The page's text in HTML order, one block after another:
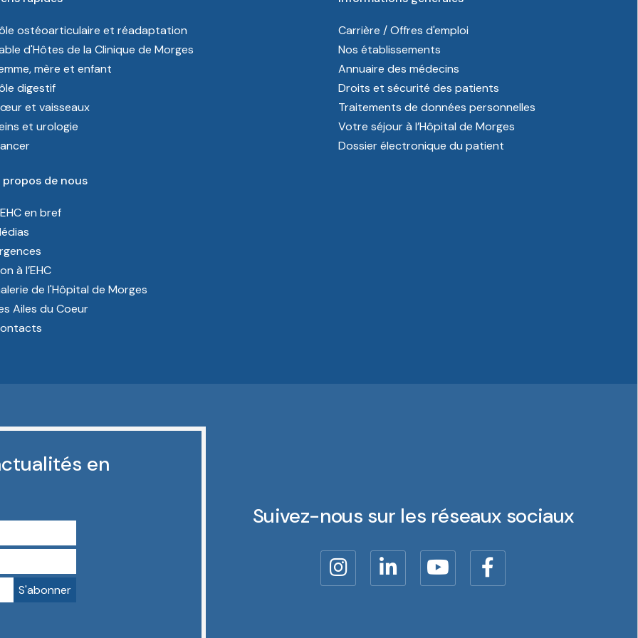
ostéoarticulaire et réadaptation
d'Hôtes de la Clinique de Morges
mère et enfant
digestif
et vaisseaux
et urologie
Carrière / Offres d'emploi
Nos établissements
Annuaire des médecins
Droits et sécurité des patients
Traitements de données personnelles
Votre séjour à l’Hôpital de Morges
Dossier électronique du patient
propos de nous
en bref
à l’EHC
de l'Hôpital de Morges
Ailes du Coeur
en
Suivez-nous sur les réseaux sociaux